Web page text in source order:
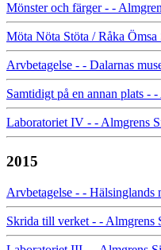
Mönster och färger - -
Möta Nöta Stöta / Råka
Arvbetagelse - - Dalarnas
Samtidigt på en annan plats -
Laboratoriet IV - - Almgrens
2015
Arvbetagelse - - Hälsinglands
Skrida till verket - - Almgrens